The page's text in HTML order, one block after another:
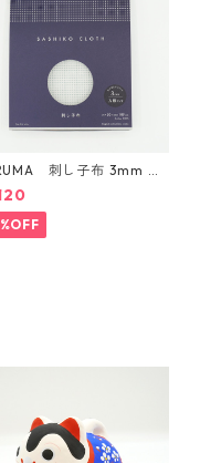
刺し子布 3mm 方
ドタイプ Col.1 白